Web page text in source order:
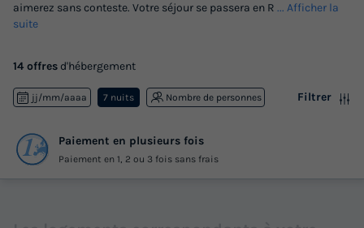
aimerez sans conteste. Votre séjour se passera en R ... Afficher la
suite
14 offres d'hébergement
jj/mm/aaaa 7 nuits Nombre de personnes Filtrer
Paiement en plusieurs fois
Paiement en 1, 2 ou 3 fois sans frais